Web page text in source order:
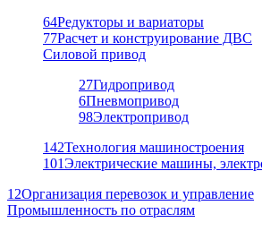
64Редукторы и вариаторы
77Расчет и конструирование ДВС
Силовой привод
27Гидропривод
6Пневмопривод
98Электропривод
142Технология машиностроения
101Электрические машины,
12Организация перевозок и управление
Промышленность по отраслям